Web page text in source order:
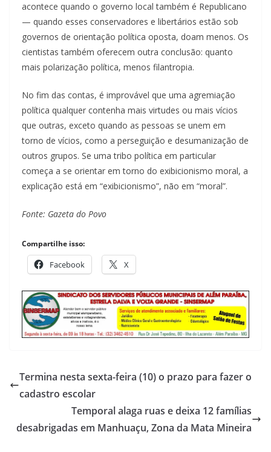
acontece quando o governo local também é Republicano
— quando esses conservadores e libertários estão sob
governos de orientação política oposta, doam menos. Os
cientistas também oferecem outra conclusão: quanto
mais polarização política, menos filantropia.
No fim das contas, é improvável que uma agremiação
política qualquer contenha mais virtudes ou mais vícios
que outras, exceto quando as pessoas se unem em
torno de vícios, como a perseguição e desumanização de
outros grupos. Se uma tribo política em particular
começa a se orientar em torno do exibicionismo moral, a
explicação está em “exibicionismo”, não em “moral”.
Fonte: Gazeta do Povo
Compartilhe isso:
Facebook X
Termina nesta sexta-feira (10) o prazo para fazer o
cadastro escolar
Temporal alaga ruas e deixa 12 famílias
desabrigadas em Manhuaçu, Zona da Mata Mineira